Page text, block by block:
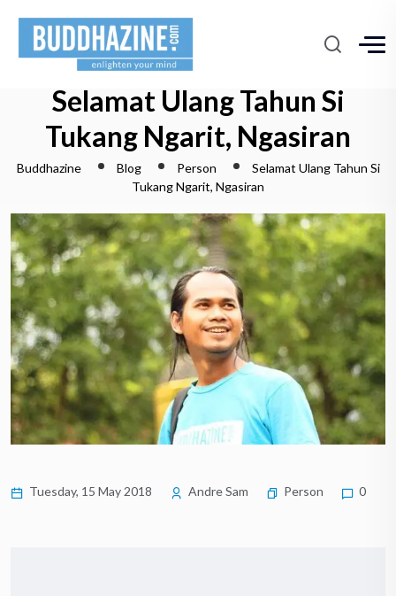
Selamat Ulang Tahun Si
Tukang Ngarit, Ngasiran
Buddhazine Blog Person
Selamat Ulang Tahun Si
Tukang Ngarit, Ngasiran
Tuesday, 15 May 2018 Andre Sam Person 0